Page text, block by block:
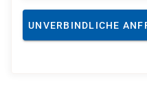
UNVERBINDLICHE